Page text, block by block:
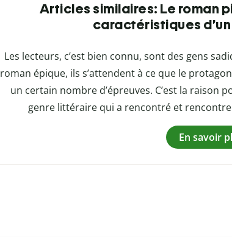
Articles similaires: Le roman
caractéristiques
Les lecteurs, c’est bien connu, sont des gens
roman épique, ils s’attendent à ce que le
un certain nombre d’épreuves. C’est la raison
genre littéraire qui a rencontré et
En savoir